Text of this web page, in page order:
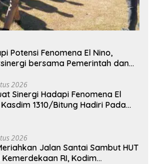
Potensi Fenomena El Nino,
bersama Pemerintah dan
2026
Sinergi Hadapi Fenomena El
1310/Bitung Hadiri Pada
2026
Jalan Santai Sambut HUT
Kemerdekaan RI, Kodim